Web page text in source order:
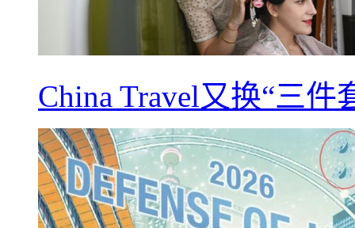
China Travel又换“三